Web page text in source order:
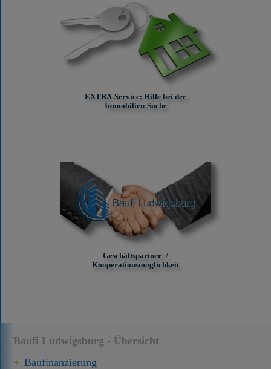
Baufi Ludwigsburg - Übersicht
Baufinanzierung
EXTRA-Service: Hilfe bei der
Immobilien-Suche
Geschäftspartner- /
Kooperationsmöglichkeit